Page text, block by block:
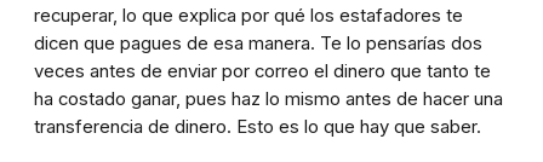
recuperar, lo que explica por qué los estafadores te
dicen que pagues de esa manera. Te lo pensarías dos
veces antes de enviar por correo el dinero que tanto te
ha costado ganar, pues haz lo mismo antes de hacer una
transferencia de dinero. Esto es lo que hay que saber.